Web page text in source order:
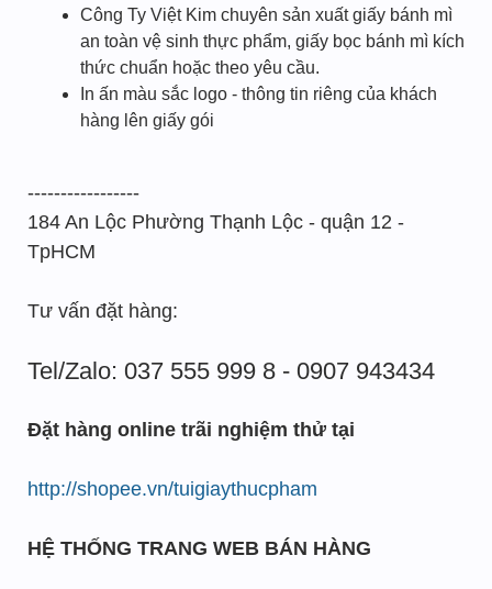
Công Ty Việt Kim chuyên sản xuất giấy bánh mì
an toàn vệ sinh thực phẩm, giấy bọc bánh mì kích
thức chuẩn hoặc theo yêu cầu.
In ấn màu sắc logo - thông tin riêng của khách
hàng lên giấy gói
-----------------
184 An Lộc Phường Thạnh Lộc - quận 12 -
TpHCM
Tư vấn đặt hàng:
Tel/Zalo: 037 555 999 8 - 0907 943434
Đặt hàng online trãi nghiệm thử tại
http://shopee.vn/tuigiaythucpham
HỆ THỐNG TRANG WEB BÁN HÀNG